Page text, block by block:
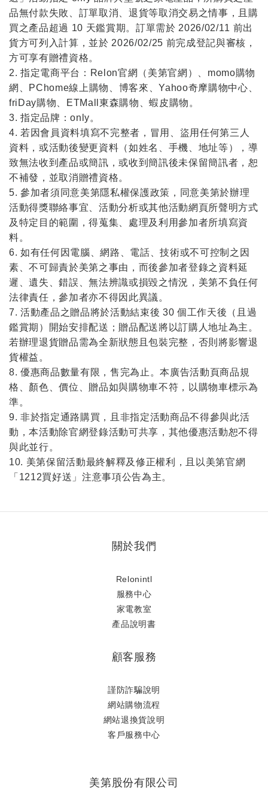
品無付款失敗、訂單取消、退貨等取消交易之情事，且購
買之產品超過 10 天鑑賞期。訂單需於 2026/02/11 前出
貨方可列入計算，並於 2026/02/25 前完成登記與審核，
方可享有贈禮資格。
2. 指定電商平台：Relon官網（美第官網）、momo購物
網、PChome線上購物、博客來、Yahoo奇摩購物中心、
friDay購物、ETMall東森購物、蝦皮購物。
3. 指定品牌：only。
4. 若因會員資料填寫不完整者，冒用、盜用任何第三人
資料，或活動後變更資料（如姓名、手機、地址等），導
致無法收到產品或簡訊，或收到簡訊後未保留簡訊者，恕
不補發，並取消贈禮資格。
5. 參加者須同意美第隱私權保護政策，同意美第於辦理
活動得獎聯絡事宜、活動分析或其他活動網頁所聲明方式
及特定目的範圍，得蒐集、處理及利用參加者所填寫資
料。
6. 如有任何因電腦、網路、電話、技術或不可控制之因
素、不可歸責於美第之事由，而後參加者登錄之資料延
遲、遺失、錯誤、無法辨識或損毀之情況，美第不負任何
法律責任，參加者亦不得因此異議。
7. 活動產品之贈品將於活動結束後 30 個工作天後（且過
鑑賞期）開始安排配送；贈品配送將以訂購人地址為主。
若辦理退貨贈品需為全新狀態且包裝完整，否則將影響退
貨權益。
8. 優惠商品數量有限，售完為止。本廣告活動頁商品規
格、顏色、價位、贈品如與購物車不符，以購物車標示為
準。
9. 非於指定通路購買，且非指定活動商品不得參與此活
動，本活動除官網登錄活動可共享，其他優惠活動恕不得
與此並行。
10. 美第保留活動最終解釋及修正權利，且以美第官網
「1212買好送」注意事項公告為主。
關於我們
Relonintl
服務中心
家電教室
產品說明書
顧客服務
謹防詐騙說明
網站購物流程
網站退換貨說明
​客戶服務中心
美第股份有限公司